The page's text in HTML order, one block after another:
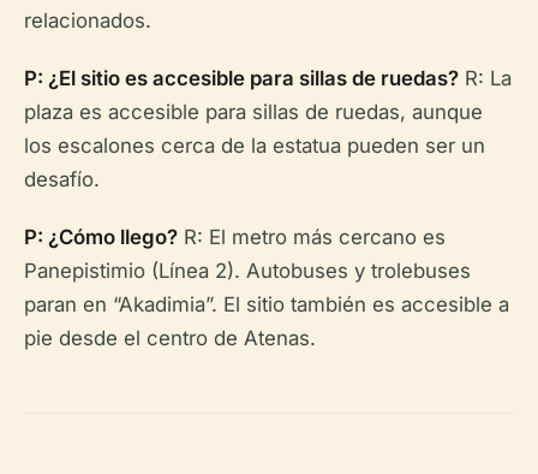
relacionados.
P: ¿El sitio es accesible para sillas de ruedas? R: La
plaza es accesible para sillas de ruedas, aunque
los escalones cerca de la estatua pueden ser un
desafío.
P: ¿Cómo llego? R: El metro más cercano es
Panepistimio (Línea 2). Autobuses y trolebuses
paran en “Akadimia”. El sitio también es accesible a
pie desde el centro de Atenas.